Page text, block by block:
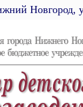
Новгород,